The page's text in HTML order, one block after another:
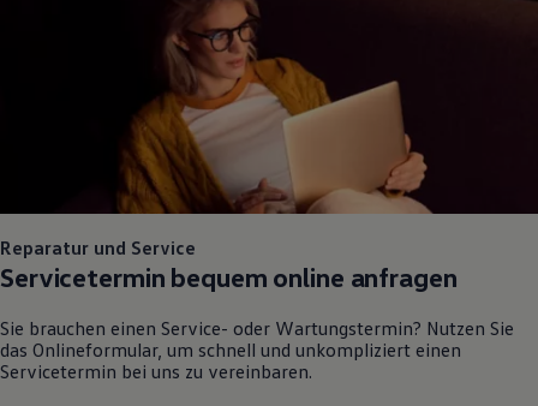
75 Jahre Bulli Jubiläum
Bulli Magazin
Fahrzeugabholung ab Werk
Reparatur und Service
Servicetermin bequem online anfragen
Sie brauchen einen Service- oder Wartungstermin? Nutzen Sie
das Onlineformular, um schnell und unkompliziert einen
Servicetermin bei uns zu vereinbaren.